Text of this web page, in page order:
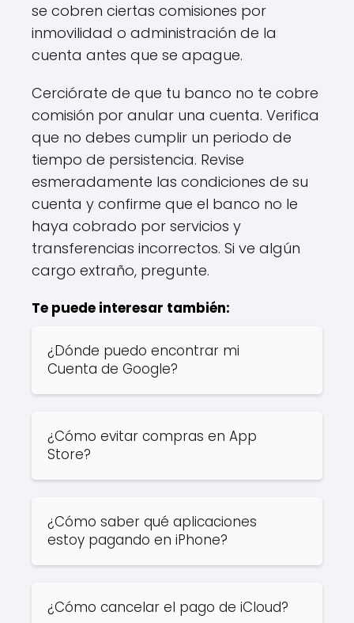
se cobren ciertas comisiones por
inmovilidad o administración de la
cuenta antes que se apague.
Cerciórate de que tu banco no te cobre
comisión por anular una cuenta. Verifica
que no debes cumplir un periodo de
tiempo de persistencia. Revise
esmeradamente las condiciones de su
cuenta y confirme que el banco no le
haya cobrado por servicios y
transferencias incorrectos. Si ve algún
cargo extraño, pregunte.
Te puede interesar también:
¿Dónde puedo encontrar mi
Cuenta de Google?
¿Cómo evitar compras en App
Store?
¿Cómo saber qué aplicaciones
estoy pagando en iPhone?
¿Cómo cancelar el pago de iCloud?